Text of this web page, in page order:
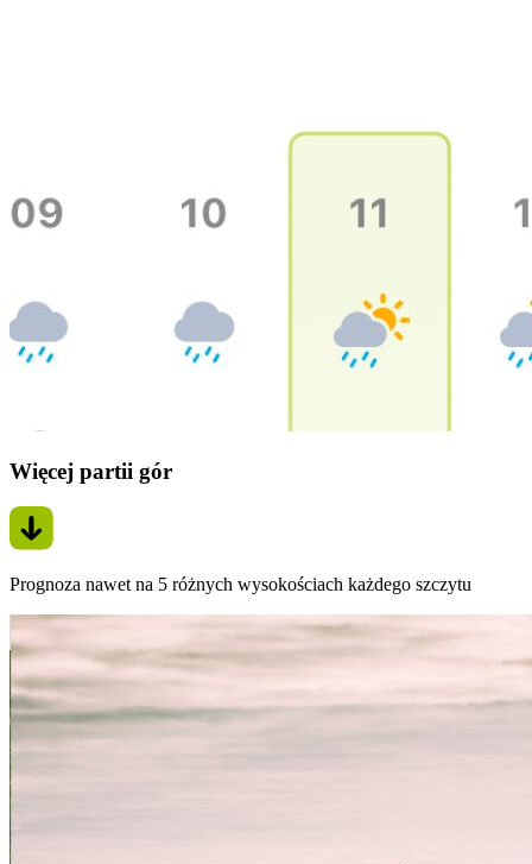
Więcej partii gór
Prognoza nawet na 5 różnych wysokościach każdego szczytu